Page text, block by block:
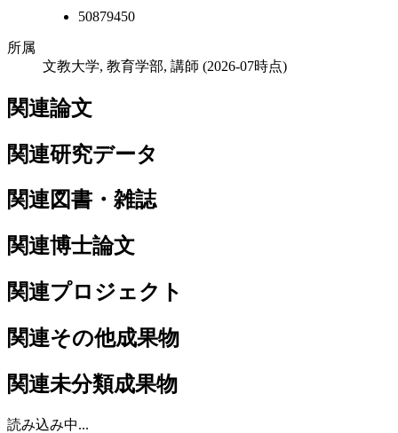
50879450
所属
文教大学, 教育学部, 講師 (2026-07時点)
関連論文
関連研究データ
関連図書・雑誌
関連博士論文
関連プロジェクト
関連その他成果物
関連未分類成果物
読み込み中...